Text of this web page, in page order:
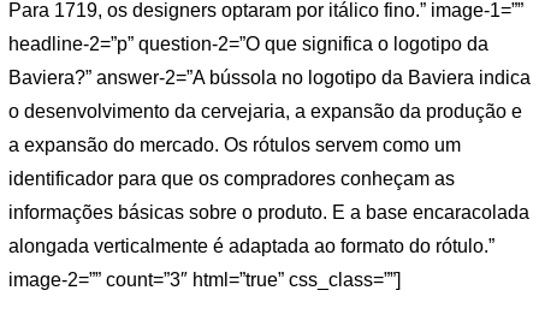
Para 1719, os designers optaram por itálico fino.” image-1=””
headline-2=”p” question-2=”O que significa o logotipo da
Baviera?” answer-2=”A bússola no logotipo da Baviera indica
o desenvolvimento da cervejaria, a expansão da produção e
a expansão do mercado. Os rótulos servem como um
identificador para que os compradores conheçam as
informações básicas sobre o produto. E a base encaracolada
alongada verticalmente é adaptada ao formato do rótulo.”
image-2=”” count=”3″ html=”true” css_class=””]